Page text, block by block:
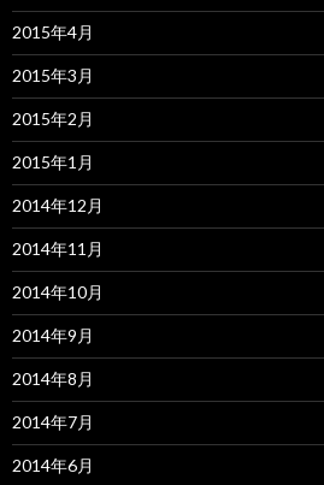
2015年4月
2015年3月
2015年2月
2015年1月
2014年12月
2014年11月
2014年10月
2014年9月
2014年8月
2014年7月
2014年6月